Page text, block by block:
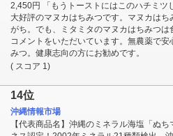
2,450円 「もうトーストにはこのハチミツ
大好評のマヌカはちみつです。マヌカは
がち。でも、ミタミタのマヌカはちみつ
コメントをいただいています。無農薬で
みつ。健康志向の方にお勧めです。
( スコア 1)
14位
沖縄情報市場
【代表商品名】沖縄のミネラル海塩「ぬ